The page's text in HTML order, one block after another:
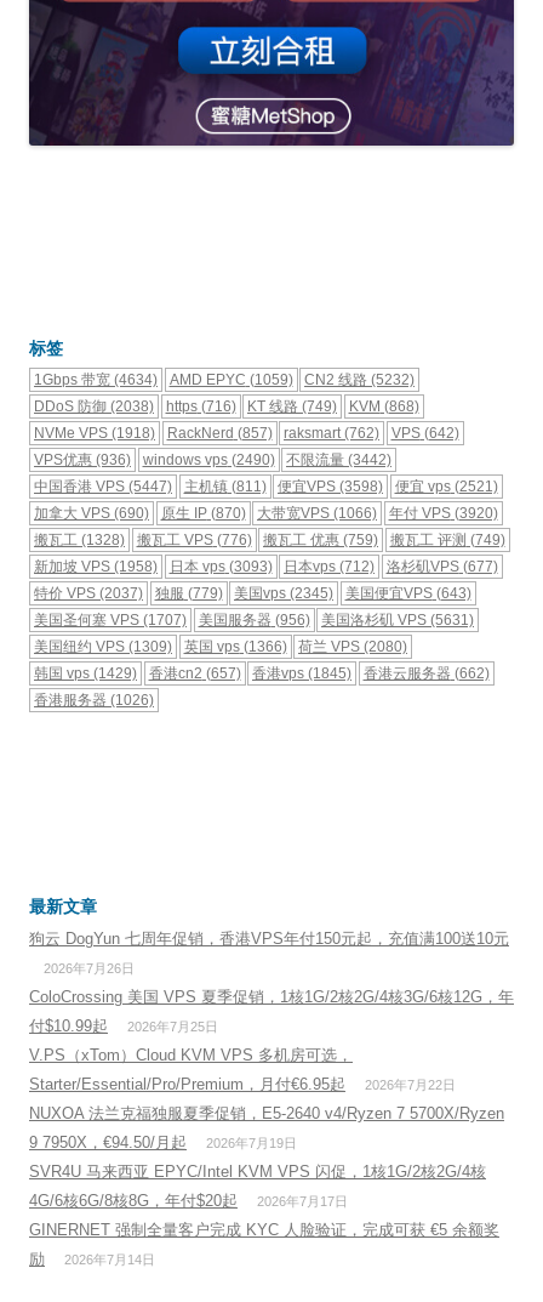
标签
1Gbps 带宽 (4634) AMD EPYC (1059) CN2 线路 (5232)
DDoS 防御 (2038) https(716) KT 线路 (749) KVM (868)
NVMe VPS (1918) RackNerd (857) raksmart(762) VPS(642)
VPS优惠 (936) windows vps(2490) 不限流量 (3442)
中国香港 VPS (5447) 主机镇(811) 便宜VPS (3598) 便宜 vps(2521)
加拿大 VPS (690) 原生 IP(870) 大带宽VPS (1066) 年付 VPS(3920)
搬瓦工 (1328) 搬瓦工 VPS(776) 搬瓦工 优惠 (759) 搬瓦工 评测 (749)
新加坡 VPS (1958) 日本 vps(3093) 日本vps (712) 洛杉矶VPS(677)
特价 VPS (2037) 独服 (779) 美国vps (2345) 美国便宜VPS(643)
美国圣何塞 VPS (1707) 美国服务器 (956) 美国洛杉矶 VPS (5631)
美国纽约 VPS (1309) 英国 vps(1366) 荷兰 VPS (2080)
韩国 vps (1429) 香港cn2 (657) 香港vps (1845) 香港云服务器 (662)
香港服务器 (1026)
最新文章
狗云 DogYun 七周年促销，香港VPS年付150元起，充值满100送10元
2026年7月26日
ColoCrossing 美国 VPS 夏季促销，1核1G/2核2G/4核3G/6核12G，年
付$10.99起
2026年7月25日
V.PS（xTom）Cloud KVM VPS 多机房可选，
Starter/Essential/Pro/Premium，月付€6.95起
2026年7月22日
NUXOA 法兰克福独服夏季促销，E5-2640 v4/Ryzen 7 5700X/Ryzen
9 7950X，€94.50/月起
2026年7月19日
SVR4U 马来西亚 EPYC/Intel KVM VPS 闪促，1核1G/2核2G/4核
4G/6核6G/8核8G，年付$20起
2026年7月17日
GINERNET 强制全量客户完成 KYC 人脸验证，完成可获 €5 余额奖
励
2026年7月14日